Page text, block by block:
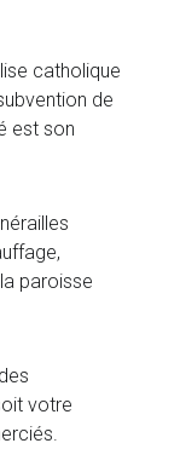
catholique
de
est son
paroisse
votre